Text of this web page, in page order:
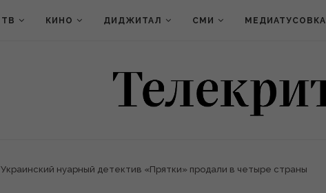
ТВ КИНО ДИДЖИТАЛ СМИ МЕДИАТУСОВКА
Украинский нуарный детектив «Прятки» продали в четыре страны